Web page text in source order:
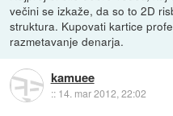
večini se izkaže, da so to 2D
struktura. Kupovati kartice
razmetavanje denarja.
kamuee
:: 14. mar 2012, 22:02